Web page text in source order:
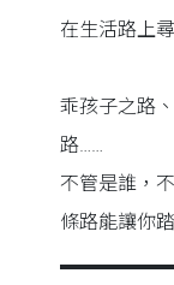
在生活路上
乖孩子之路
路……
不管是誰，
條路能讓你踏